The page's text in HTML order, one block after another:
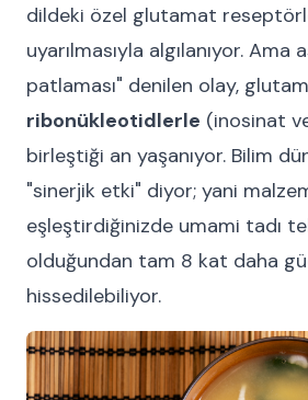
dildeki özel glutamat
uyarılmasıyla algılanıyor. Ama
patlaması" denilen olay,
ribonükleotidlerle (inosinat
birleştiği an yaşanıyor. Bilim
"sinerjik etki" diyor; yani
eşleştirdiğinizde umami tadı
olduğundan tam 8 kat daha
hissedilebiliyor.